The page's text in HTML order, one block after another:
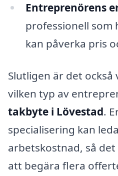
Entreprenörens
professionell som
kan påverka pris
Slutligen är det
vilken typ av
takbyte i Lövestad.
specialisering kan
arbetskostnad, så
att begära flera